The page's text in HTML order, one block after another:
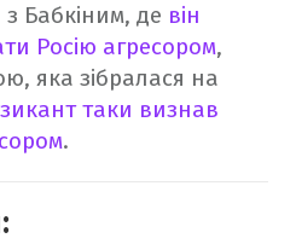
Бабкіним, де він
Росію агресором,
яка зібралася на
таки визнав
.